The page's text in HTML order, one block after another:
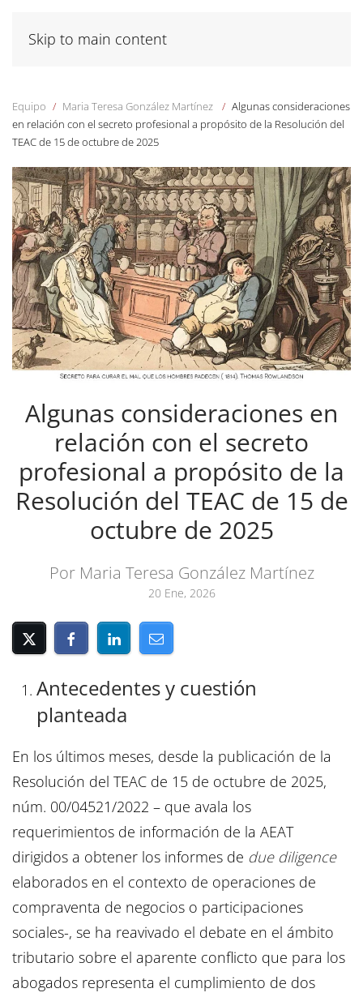
Skip to main content
Equipo Maria Teresa González Martínez
Algunas consideraciones
en relación con el secreto profesional a propósito de la Resolución del
TEAC de 15 de octubre de 2025
Algunas consideraciones en
relación con el secreto
profesional a propósito de la
Resolución del TEAC de 15 de
octubre de 2025
Por Maria Teresa González Martínez
20 Ene, 2026
Antecedentes y cuestión
planteada
En los últimos meses, desde la publicación de la
Resolución del TEAC de 15 de octubre de 2025,
núm. 00/04521/2022 – que avala los
requerimientos de información de la AEAT
dirigidos a obtener los informes de due diligence
elaborados en el contexto de operaciones de
compraventa de negocios o participaciones
sociales-, se ha reavivado el debate en el ámbito
tributario sobre el aparente conflicto que para los
abogados representa el cumplimiento de dos